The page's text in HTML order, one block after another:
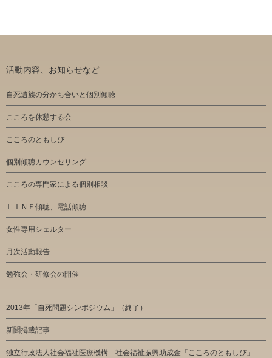
活動内容、お知らせなど
自死遺族の分かち合いと個別傾聴
こころを休憩する会
こころのともしび
個別傾聴カウンセリング
こころの専門家による個別相談
ＬＩＮＥ傾聴、電話傾聴
女性専用シェルター
月次活動報告
勉強会・研修会の開催
2013年「自死問題シンポジウム」（終了）
新聞掲載記事
独立行政法人社会福祉医療機構 社会福祉振興助成金「こころのともしび」